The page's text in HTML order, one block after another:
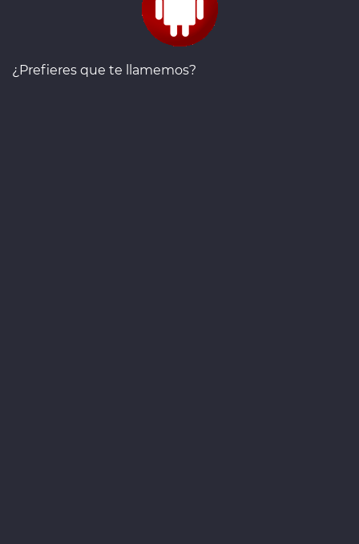
¿Prefieres que te llamemos?